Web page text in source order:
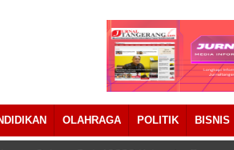
OLAHRAGA POLITIK BISNIS